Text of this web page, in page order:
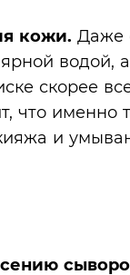
кожи. Даже
водой,
скорее
что именно
и